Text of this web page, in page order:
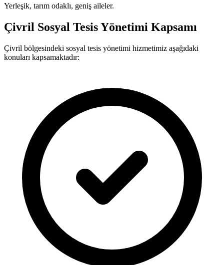
Yerleşik, tarım odaklı, geniş aileler.
Çivril Sosyal Tesis Yönetimi Kapsamı
Çivril bölgesindeki sosyal tesis yönetimi hizmetimiz aşağıdaki
konuları kapsamaktadır: